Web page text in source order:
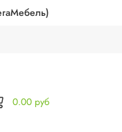
0.00 руб